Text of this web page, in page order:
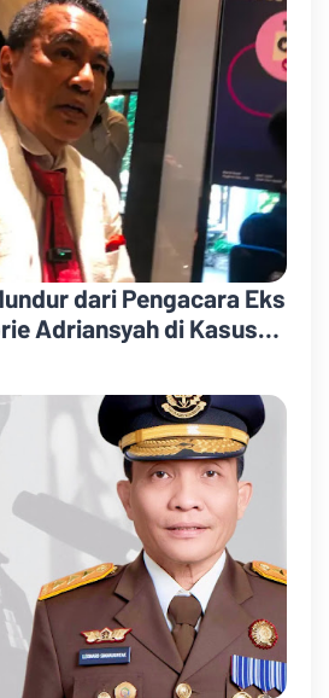
dari Pengacara Eks
Adriansyah di Kasus